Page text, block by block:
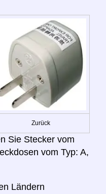
Zurück
Sie Stecker vom
vom Typ: A,
Ländern